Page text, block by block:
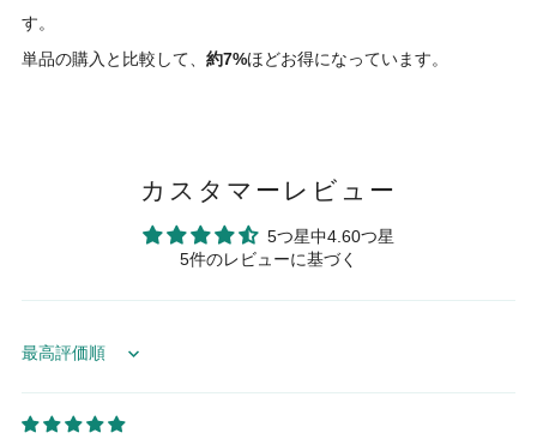
す。
単品の購入と比較して、 約7%ほどお得になっています。
カスタマーレビュー
5つ星中4.60つ星
5件のレビューに基づく
Sort by